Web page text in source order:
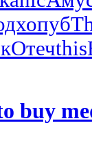
опуб
Отечthis
buy